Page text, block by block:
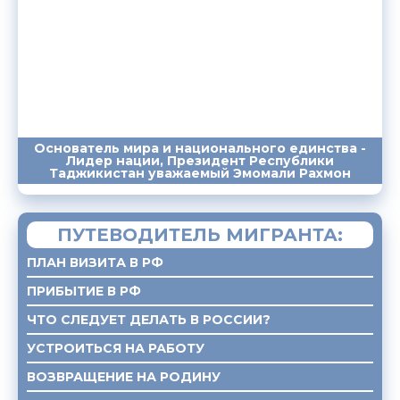
Основатель мира и национального единства -
Лидер нации, Президент Республики
Таджикистан уважаемый Эмомали Рахмон
ПОСЛАНИЯ ВЫСТУПЛЕНИЯ САЙТ
ПУТЕВОДИТЕЛЬ МИГРАНТА:
ПЛАН ВИЗИТА В РФ
ПРИБЫТИЕ В РФ
ЧТО СЛЕДУЕТ ДЕЛАТЬ В РОССИИ?
УСТРОИТЬСЯ НА РАБОТУ
ВОЗВРАЩЕНИЕ НА РОДИНУ